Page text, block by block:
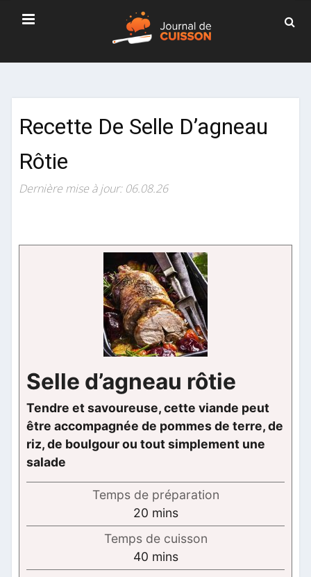
Recette De Selle D’agneau
Rôtie
Dernière mise à jour: 06.08.26
Selle d’agneau rôtie
Tendre et savoureuse, cette viande peut
être accompagnée de pommes de terre, de
riz, de boulgour ou tout simplement une
salade
Temps de préparation
20minutes
mins
Temps de cuisson
40minutes
mins